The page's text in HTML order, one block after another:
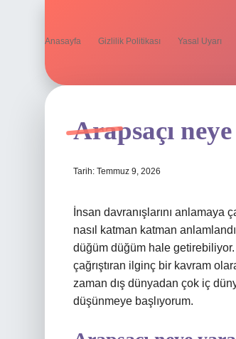
Anasayfa Gizlilik Politikası Yasal Uyarı
Arapsaçı
Tarih: Temmuz 9, 2026
İnsan davranışlarını
nasıl katman katman
düğüm düğüm hale getirebiliyor.
çağrıştıran ilginç bir kavram
zaman dış dünyadan çok iç
düşünmeye başlıyorum.